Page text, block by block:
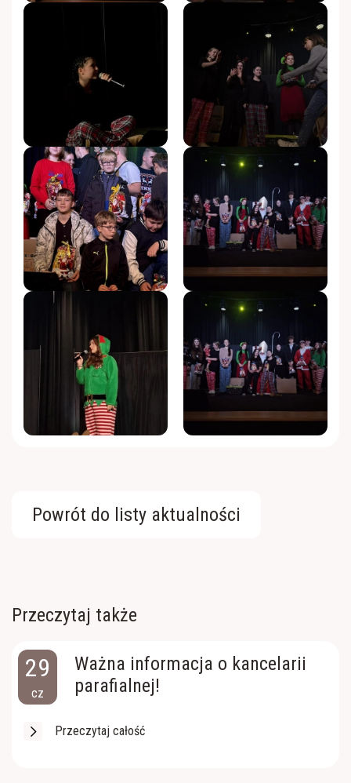
Powrót do listy aktualności
Przeczytaj także
29
cz
Ważna informacja o kancelarii
parafialnej!
Przeczytaj całość